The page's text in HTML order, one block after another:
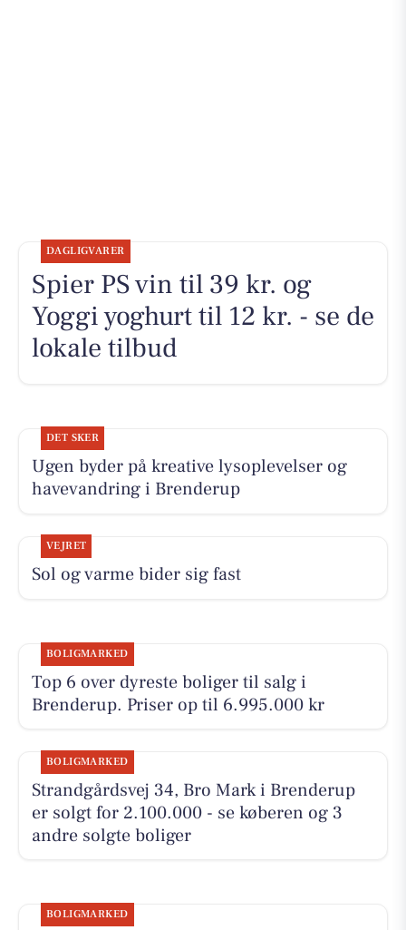
DAGLIGVARER
Spier PS vin til 39 kr. og
Yoggi yoghurt til 12 kr. - se de
lokale tilbud
DET SKER
Ugen byder på kreative lysoplevelser og
havevandring i Brenderup
VEJRET
Sol og varme bider sig fast
BOLIGMARKED
Top 6 over dyreste boliger til salg i
Brenderup. Priser op til 6.995.000 kr
BOLIGMARKED
Strandgårdsvej 34, Bro Mark i Brenderup
er solgt for 2.100.000 - se køberen og 3
andre solgte boliger
BOLIGMARKED